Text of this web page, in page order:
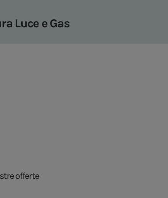
Luce e Gas
offerte